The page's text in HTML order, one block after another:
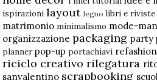
ispirazioni layout legno libri e riviste
matrimonio minimalismo mode-
organizzazione packaging party
planner pop-up portachiavi refashion
riciclo creativo rilegatura
sanvalentino scrapbooking